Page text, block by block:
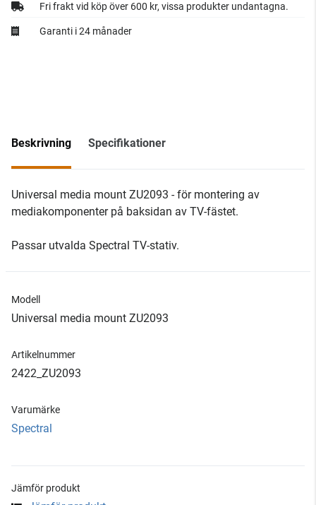
Fri frakt vid köp över 600 kr, vissa produkter undantagna.
Garanti i 24 månader
Beskrivning Specifikationer
Universal media mount ZU2093 - för montering av
mediakomponenter på baksidan av TV-fästet.
Passar utvalda Spectral TV-stativ.
Modell
Universal media mount ZU2093
Artikelnummer
2422_ZU2093
Varumärke
Spectral
Jämför produkt